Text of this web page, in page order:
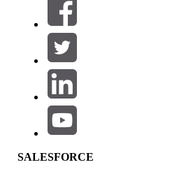
Filtri (0)
SELEZIONA FILTRI
Area prodotti
Impatto della funzione
SALESFORCE